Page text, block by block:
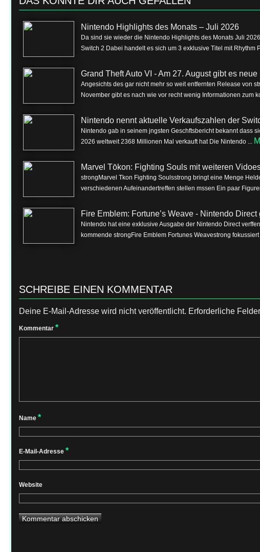
Nintendo Highlights des Monats – Juli 2026
Da sind sie wieder die Nintendo Highlights des Monats Juli
Switch 2 Dabei handelt es sich um 3 exklusive Titel mit Rhythm
Grand Theft Auto VI - Am 27. August gibt es
Angesichts des gar nicht mehr so weit entfernten Release von
November gibt es nach wie vor recht wenig Informationen zum
Nintendo nennt aktuelle Verkaufszahlen der
Nintendo gab in seinem jngsten Geschftsbericht bekannt dass
2026 weltweit 2368 Millionen Mal verkauft hat Die Nintendo ...
Marvel Tōkon: Fighting Souls mit weiteren
strongMarvel Tkon Fighting Soulsstrong bringt eine Menge
verschiedenen Aufeinandertreffen stellen mssen Ein paar
Fire Emblem: Fortune’s Weave - Nintendo
Nintendo hat eine exklusive Ausgabe der Nintendo Direct
kommende strongFire Emblem Fortunes Weavestrong fokussiert
SCHREIBE EINEN KOMMENTAR
Deine E-Mail-Adresse wird nicht veröffentlicht. Erforderliche
Kommentar *
Name *
E-Mail-Adresse *
Website